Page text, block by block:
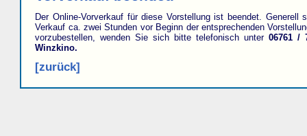
Der Online-Vorverkauf für diese Vorstellung ist beendet. Generell
Verkauf ca. zwei Stunden vor Beginn der entsprechenden
vorzubestellen, wenden Sie sich bitte telefonisch unter06761 /
Winzkino.
[zurück]